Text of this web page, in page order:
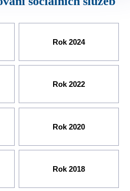
Rok 2024
Rok 2022
Rok 2020
Rok 2018